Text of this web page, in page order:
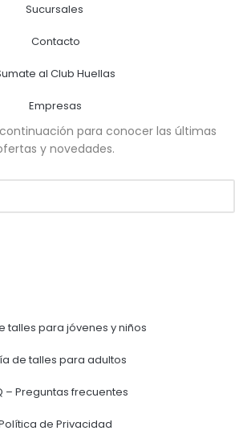
Sucursales
Contacto
al Club Huellas
Empresas
para conocer las últimas
y novedades.
talles para jóvenes y niños
de talles para adultos
– Preguntas frecuentes
de Privacidad